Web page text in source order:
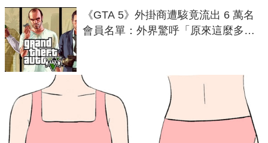
《GTA 5》外掛商遭駭竟流出 6 萬名
會員名單：外界驚呼「原來這麼多人